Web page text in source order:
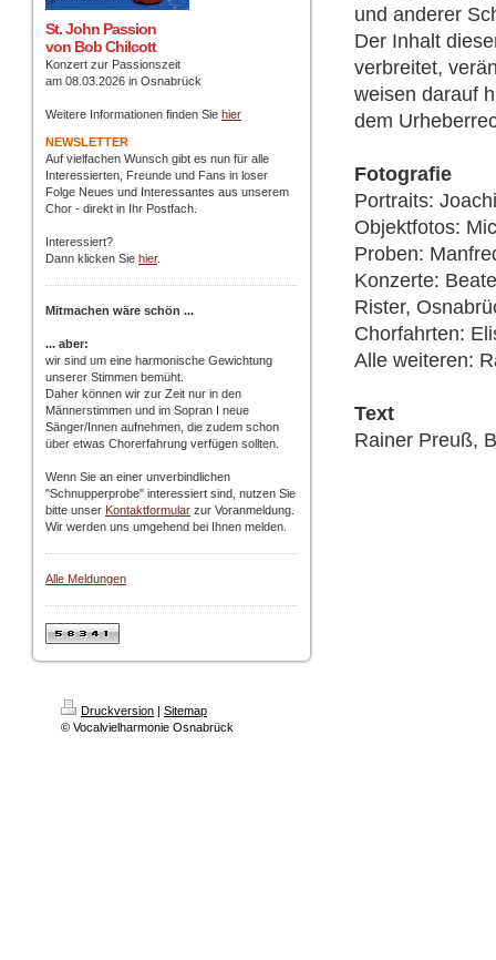
St. John Passion
von Bob Chilcott
Konzert zur Passionszeit
am 08.03.2026 in Osnabrück
Weitere Informationen finden Sie hier
NEWSLETTER
Auf vielfachen Wunsch gibt es nun für alle
Interessierten, Freunde und Fans in loser
Folge Neues und Interessantes aus unserem
Chor - direkt in Ihr Postfach
Interessiert?
Dann klicken Sie hier.
Mitmachen wäre schön ...
... aber:
wir sind um eine harmonische Gewichtung
unserer Stimmen bemüht.
Daher können wir zur Zeit nur in den
Männerstimmen und im Sopran I neue
Sänger/Innen aufnehmen, die zudem schon
über etwas Chorerfahrung verfügen sollten.
Wenn Sie an einer unverbindlichen
"Schnupperprobe" interessiert sind, nutzen Sie
bitte unser Kontaktformular zur Voranmeldung.
Wir werden uns umgehend bei Ihnen melden.
Alle Meldungen
und anderer
Der Inhalt
verbreitet,
weisen darauf
dem
Fotografie
Portraits:
Objektfotos:
Proben:
Konzerte:
Rister,
Chorfahrten:
Alle weiteren:
Text
Rainer Preuß,
Druckversion | Sitemap
© Vocalvielharmonie Osnabrück